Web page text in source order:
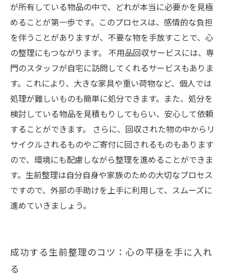
が所有している物品の中で、どれが本当に必要かを見極
めることが第一歩です。このプロセスは、感情的な負担
を伴うことがありますが、不要な物を手放すことで、心
の整理にもつながります。 不用品回収サービスには、専
門のスタッフが自宅に訪問してくれるサービスもありま
す。これにより、大きな家具や重い荷物など、個人では
処理が難しいものも簡単に処分できます。また、処分を
検討している物品を見積もりしてもらい、安心して依頼
することができます。 さらに、回収された物の中からリ
サイクルされるものやご寄付に回されるものもあります
ので、環境にも配慮しながら整理を進めることができま
す。生前整理は自分自身や家族のための大切なプロセス
ですので、外部の手助けを上手に利用して、スムーズに
進めていきましょう。
成功する生前整理のコツ：心の平穏を手に入れ
る